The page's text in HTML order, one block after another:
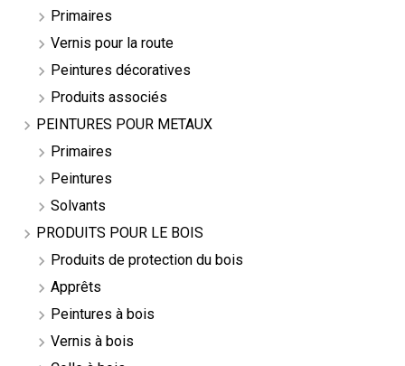
Primaires
Vernis pour la route
Peintures décoratives
Produits associés
PEINTURES POUR METAUX
Primaires
Peintures
Solvants
PRODUITS POUR LE BOIS
Produits de protection du bois
Apprêts
Peintures à bois
Vernis à bois